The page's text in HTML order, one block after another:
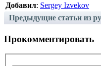
Добавил: Sergey Izvekov
Предыдущие статьи из
Прокомментировать